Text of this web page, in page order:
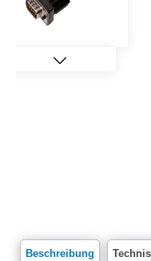
Beschreibung